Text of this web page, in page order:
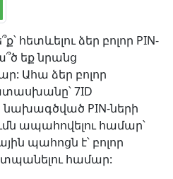
հետևելու ձեր բոլոր PIN-
եք նրանց
Ահա ձեր բոլոր
7ID
նախագծված PIN-ների
ապահովելու համար՝
պահոցն է՝ բոլոր
համար: